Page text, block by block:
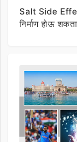
Salt Side
निर्माण होऊ